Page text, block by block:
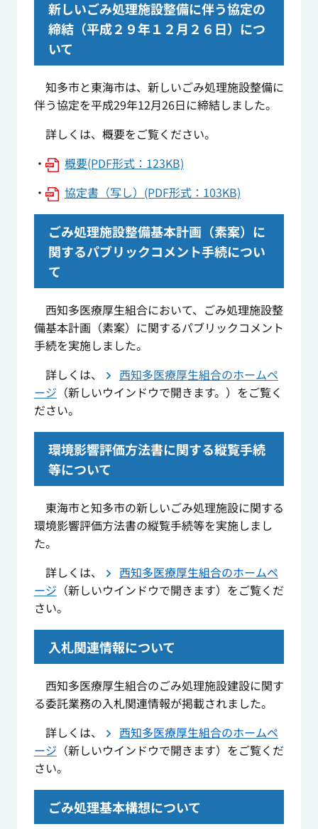
新しいごみ処理施設整備に伴う協定の
締結（平成２９年１２月２６日）につ
いて
知多市と東海市は、新しいごみ処理施設整備に
伴う協定を平成29年12月26日に締結しました。
詳しくは、概要をご覧ください。
・
概要(PDF形式：123KB)
・
協定書（写し）(PDF形式：103KB)
ごみ処理施設整備基本計画（素案）に
関するパブリックコメント手続につい
て
西知多医療厚生組合において、ごみ処理施設整
備基本計画（素案）に関するパブリックコメント
手続を実施しました。
詳しくは、
西知多医療厚生組合のホームペ
ージ （新しいウインドウで開きます。）をご覧く
ださい。
環境影響評価方法書に関する縦覧手続
等について
東海市と知多市の新しいごみ処理施設に関する
環境影響評価方法書の縦覧手続等を実施しまし
た。
詳しくは、
西知多医療厚生組合のホームペ
ージ （新しいウインドウで開きます）をご覧くだ
さい。
入札関連情報について
西知多医療厚生組合のごみ処理施設建設に関す
る委託業務の入札関連情報が掲載されました。
詳しくは、
西知多医療厚生組合のホームペ
ージ （新しいウインドウで開きます）をご覧くだ
さい。
ごみ処理基本構想について